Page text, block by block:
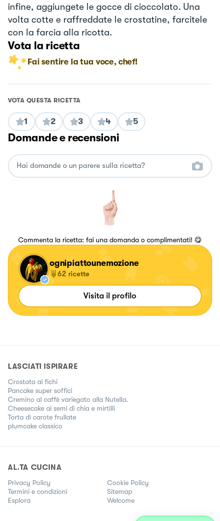
infine, aggiungete le gocce di cioccolato. Una
volta cotte e raffreddate le crostatine, farcitele
con la farcia alla ricotta.
Vota la ricetta
Fai sentire la tua voce, chef!
VOTA QUESTA RICETTA
1 2 3 4 5
Domande e recensioni
Commenta la ricetta: fai una domanda o complimentati! 😋
ognipiattounemozione
62 ricette
Visita il profilo
LASCIATI ISPIRARE
Crostata ai fichi
Pancake super soffici
Cremino al caffè variegato alla Nutella.
Cheesecake ai semi di chia e mirtilli
Torta di carote frullate
plumcake classico
AL.TA CUCINA
Privacy Policy
Cookie Policy
Termini e condizioni
Sitemap
Esplora
Welcome